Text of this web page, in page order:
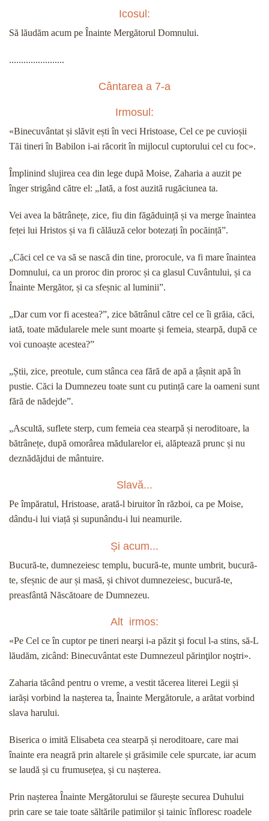
Icosul:
Să lăudăm acum pe Înainte Mergătorul Domnului.
.......................
Cântarea a 7-a
Irmosul:
«Binecuvântat și slăvit ești în veci Hristoase, Cel ce pe cuvioșii
Tăi tineri în Babilon i-ai răcorit în mijlocul cuptorului cel cu foc».
Împlinind slujirea cea din lege după Moise, Zaharia a auzit pe
înger strigând către el: „Iată, a fost auzită rugăciunea ta.
Vei avea la bătrânețe, zice, fiu din făgăduință și va merge înaintea
feței lui Hristos și va fi călăuză celor botezați în pocăință”.
„Căci cel ce va să se nască din tine, prorocule, va fi mare înaintea
Domnului, ca un proroc din proroc și ca glasul Cuvântului, și ca
Înainte Mergător, și ca sfeșnic al luminii”.
„Dar cum vor fi acestea?”, zice bătrânul către cel ce îi grăia, căci,
iată, toate mădularele mele sunt moarte și femeia, stearpă, după ce
voi cunoaște acestea?”
„Știi, zice, preotule, cum stânca cea fără de apă a țâșnit apă în
pustie. Căci la Dumnezeu toate sunt cu putință care la oameni sunt
fără de nădejde”.
„Ascultă, suflete sterp, cum femeia cea stearpă și neroditoare, la
bătrânețe, după omorârea mădularelor ei, alăptează prunc și nu
deznădăjdui de mântuire.
Slavă...
Pe împăratul, Hristoase, arată-l biruitor în război, ca pe Moise,
dându-i lui viață și supunându-i lui neamurile.
Și acum...
Bucură-te, dumnezeiesc templu, bucură-te, munte umbrit, bucură-
te, sfeșnic de aur și masă, și chivot dumnezeiesc, bucură-te,
preasfântă Născătoare de Dumnezeu.
Alt irmos:
«Pe Cel ce în cuptor pe tineri nearşi i-a păzit şi focul l-a stins, să-L
lăudăm, zicând: Binecuvântat este Dumnezeul părinţilor noştri».
Zaharia tăcând pentru o vreme, a vestit tăcerea literei Legii și
iarăși vorbind la nașterea ta, Înainte Mergătorule, a arătat vorbind
slava harului.
Biserica o imită Elisabeta cea stearpă și neroditoare, care mai
înainte era neagră prin altarele și grăsimile cele spurcate, iar acum
se laudă și cu frumusețea, și cu nașterea.
Prin nașterea Înainte Mergătorului se făurește securea Duhului
prin care se taie toate săltările patimilor și tainic înfloresc roadele